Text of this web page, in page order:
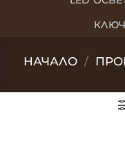
НАЧАЛО /